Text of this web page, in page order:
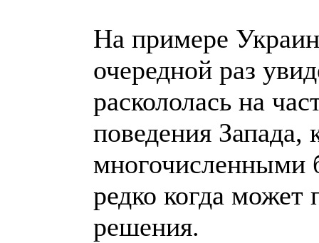
На примере
очередной раз
раскололась на
поведения Запада,
многочисленными
редко когда может
решения.